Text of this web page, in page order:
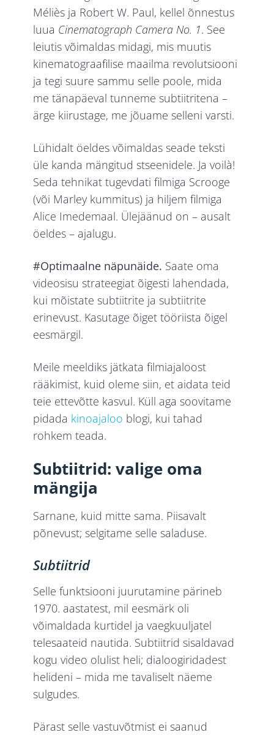
Méliès ja Robert W. Paul, kellel õnnestus
luua Cinematograph Camera No. 1. See
leiutis võimaldas midagi, mis muutis
kinematograafilise maailma revolutsiooni
ja tegi suure sammu selle poole, mida
me tänapäeval tunneme subtiitritena –
ärge kiirustage, me jõuame selleni varsti.
Lühidalt öeldes võimaldas seade teksti
üle kanda mängitud stseenidele. Ja voilà!
Seda tehnikat tugevdati filmiga Scrooge
(või Marley kummitus) ja hiljem filmiga
Alice Imedemaal. Ülejäänud on – ausalt
öeldes – ajalugu.
#Optimaalne näpunäide. Saate oma
videosisu strateegiat õigesti lahendada,
kui mõistate subtiitrite ja subtiitrite
erinevust. Kasutage õiget tööriista õigel
eesmärgil.
Meile meeldiks jätkata filmiajaloost
rääkimist, kuid oleme siin, et aidata teid
teie ettevõtte kasvul. Küll aga soovitame
pidada kinoajaloo blogi, kui tahad
rohkem teada.
Subtiitrid: valige oma
mängija
Sarnane, kuid mitte sama. Piisavalt
põnevust; selgitame selle saladuse.
Subtiitrid
Selle funktsiooni juurutamine pärineb
1970. aastatest, mil eesmärk oli
võimaldada kurtidel ja vaegkuuljatel
telesaateid nautida. Subtiitrid sisaldavad
kogu video olulist heli; dialoogiridadest
helideni – mida me tavaliselt näeme
sulgudes.
Pärast selle vastuvõtmist ei saanud